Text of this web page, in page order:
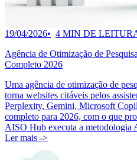
19/04/2026 4 MIN DE
Agência de Otimização de
Completo 2026
Uma agência de otimização de
torna websites citáveis pelos
Perplexity, Gemini, Microsoft
completo para 2026, com o que
AISO Hub executa a metodologia
Ler mais ->